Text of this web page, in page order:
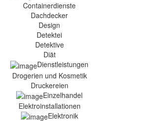
Containerdienste
Dachdecker
Design
Detektei
Detektive
Diät
Dienstleistungen
Drogerien und Kosmetik
Druckereien
Einzelhandel
Elektroinstallationen
Elektronik